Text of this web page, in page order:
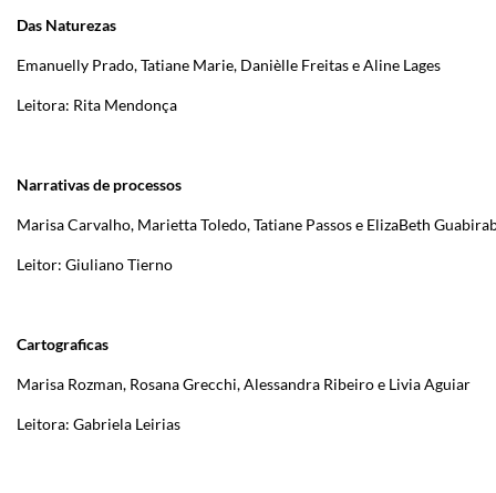
Das Naturezas
Emanuelly Prado, Tatiane Marie, Danièlle Freitas e Aline Lages
Leitora: Rita Mendonça
Narrativas de processos
Marisa Carvalho, Marietta Toledo, Tatiane Passos e ElizaBeth
Leitor: Giuliano Tierno
Cartograficas
Marisa Rozman, Rosana Grecchi, Alessandra Ribeiro e Livia Aguiar
Leitora: Gabriela Leirias